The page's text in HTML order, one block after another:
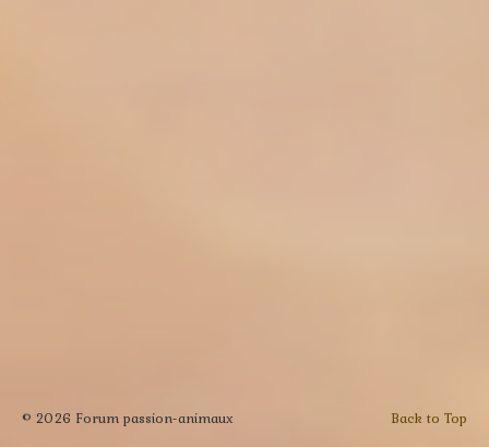
Back to Top
© 2026 Forum passion-animaux